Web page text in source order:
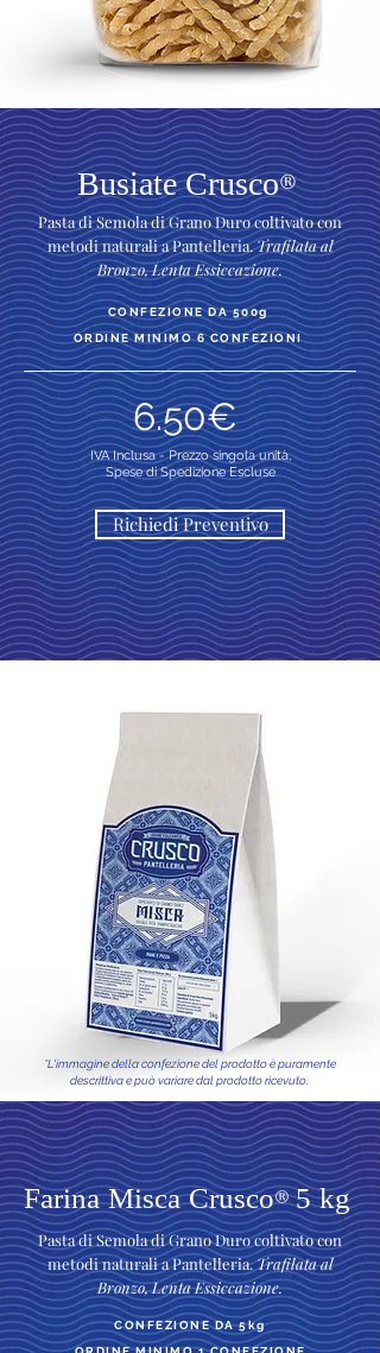
Busiate Crusco®
Pasta di Semola di Grano Duro coltivato con
metodi naturali a Pantelleria.Trafilata al
Bronzo, Lenta Essiccazione.
CONFEZIONE DA 500g
ORDINE MINIMO 6 CONFEZIONI
6.50€
IVA Inclusa -Prezzo singola unità,
Spese di Spedizione Escluse
Richiedi Preventivo
*L'immagine della confezione del prodotto è puramente
descrittiva e può variare dal prodotto ricevuto.
Farina Misca Crusco®5 kg
Pasta di Semola di Grano Duro coltivato con
metodi naturali a Pantelleria.Trafilata al
Bronzo, Lenta Essiccazione.
CONFEZIONE DA 5kg